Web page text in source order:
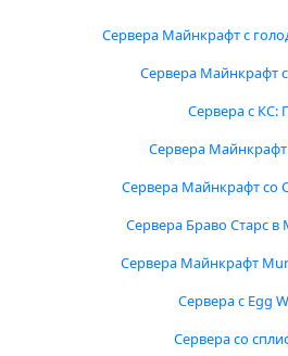
Сервера Майнкрафт с
Сервера Майнкрафт
Сервера с КС:
Сервера Майнкрафт
Сервера Майнкрафт со
Сервера Браво Старс
Сервера Майнкрафт
Сервера с Egg
Сервера со